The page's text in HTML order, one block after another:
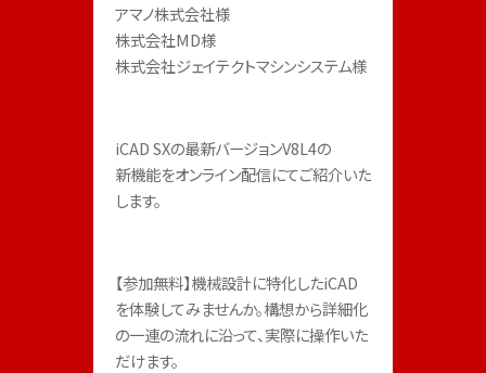
アマノ株式会社様
株式会社MD様
株式会社ジェイテクトマシンシステム様
iCAD SXの最新バージョンV8L4の
新機能をオンライン配信にてご紹介いた
します。
【参加無料】機械設計に特化したiCAD
を体験してみませんか。構想から詳細化
の一連の流れに沿って、実際に操作いた
だけます。